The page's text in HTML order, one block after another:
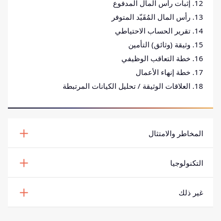
12. إثبات رأس المال المدفوع
13. رأس المال المُقَيّد المتوفر
14. تقرير الحساب الاحتياطي
15. وثيقة (وثائق) التأمين
16. خطة التعاقب الوظيفي
17. خطة إنهاء الأعمال
18. العلاقات الوثيقة / تحليل الكيانات المرتبطة
المخاطر والامتثال
التكنولوجيا
غير ذلك